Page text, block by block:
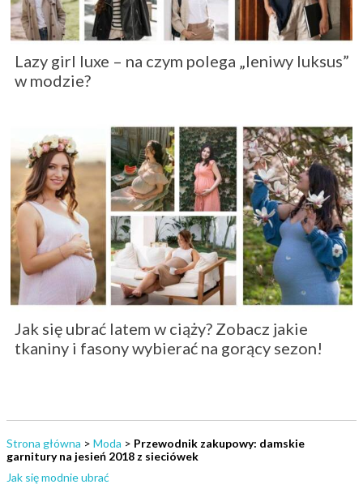
Lazy girl luxe – na czym polega „leniwy luksus”
w modzie?
Jak się ubrać latem w ciąży? Zobacz jakie
tkaniny i fasony wybierać na gorący sezon!
Strona główna > Moda > Przewodnik zakupowy: damskie
garnitury na jesień 2018 z sieciówek
Jak się modnie ubrać